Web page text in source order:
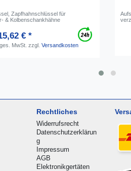
Zapfhahnschlüssel für
& Kolbenschankhähne
€ *
MwSt. zzgl. Versandkosten
Rechtliches
Widerrufsrecht
Datenschutzerklärun
g
Impressum
AGB
Elektronikgertäten